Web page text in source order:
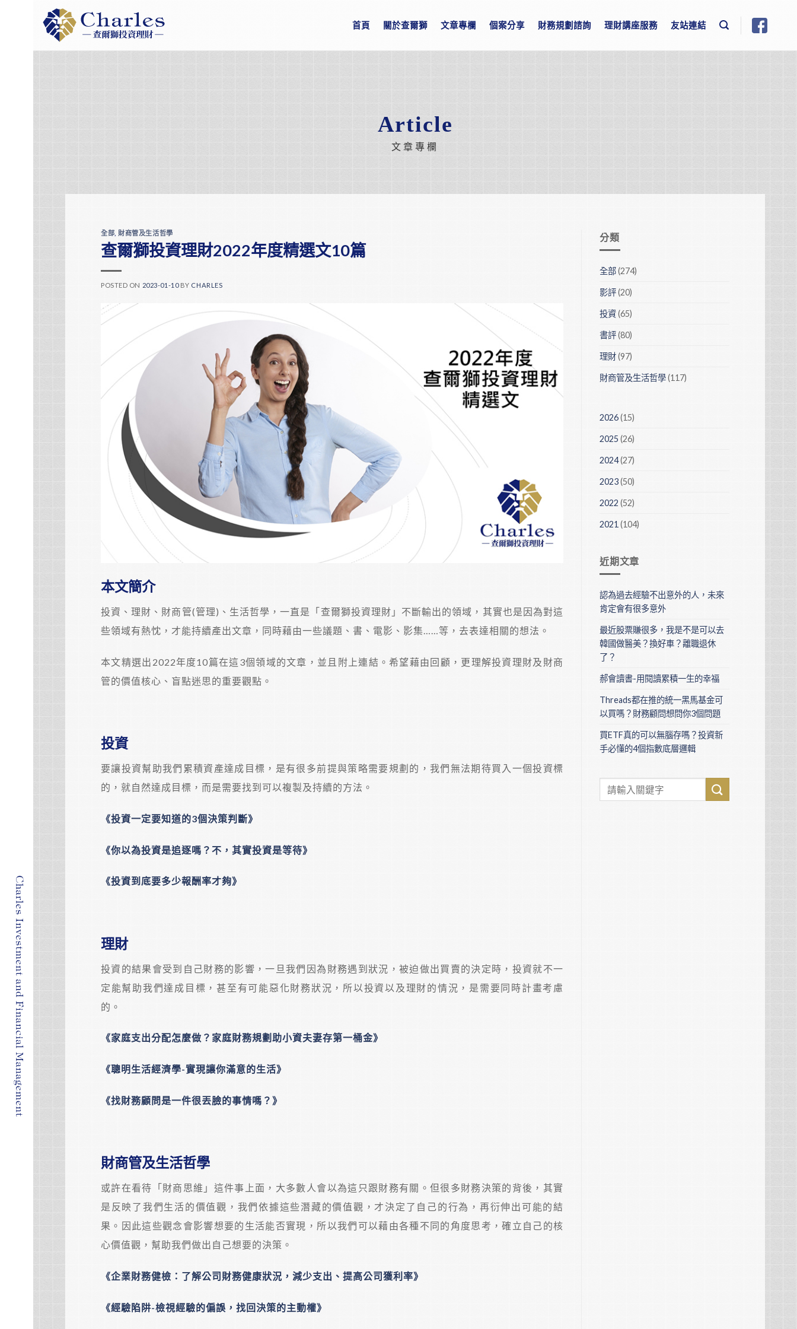
首頁 關於查爾獅 文章專欄 個案分享 財務規劃諮詢 理財講座服務 友站連結
Article
文章專欄
全部 財商管及生活哲學
查爾獅投資理財2022年度精選文10篇
POSTED ON 2023-01-10BY CHARLES
本文簡介
投資、理財、財商管(管理)、生活哲學，一直是「查爾獅投資理財」不斷輸出的領域，其實也是因為對這
些領域有熱忱，才能持續產出文章，同時藉由一些議題、書、電影、影集……等，去表達相關的想法。
本文精選出2022年度10篇在這3個領域的文章，並且附上連結。希望藉由回顧，更理解投資理財及財商
管的價值核心、盲點迷思的重要觀點。
投資
要讓投資幫助我們累積資產達成目標，是有很多前提與策略需要規劃的，我們無法期待買入一個投資標
的，就自然達成目標，而是需要找到可以複製及持續的方法。
《投資一定要知道的3個決策判斷》
《你以為投資是追逐嗎？不，其實投資是等待》
《投資到底要多少報酬率才夠》
理財
投資的結果會受到自己財務的影響，一旦我們因為財務遇到狀況，被迫做出買賣的決定時，投資就不一
定能幫助我們達成目標，甚至有可能惡化財務狀況，所以投資以及理財的情況，是需要同時計畫考慮
的。
《家庭支出分配怎麼做？家庭財務規劃助小資夫妻存第一桶金》
《聰明生活經濟學-實現讓你滿意的生活》
《找財務顧問是一件很丟臉的事情嗎？》
財商管及生活哲學
或許在看待「財商思維」這件事上面，大多數人會以為這只跟財務有關。但很多財務決策的背後，其實
是反映了我們生活的價值觀，我們依據這些潛藏的價值觀，才決定了自己的行為，再衍伸出可能的結
果。因此這些觀念會影響想要的生活能否實現，所以我們可以藉由各種不同的角度思考，確立自己的核
心價值觀，幫助我們做出自己想要的決策。
《企業財務健檢：了解公司財務健康狀況，減少支出、提高公司獲利率》
《經驗陷阱-檢視經驗的偏誤，找回決策的主動權》
分類
全部(274)
影評(20)
投資(65)
書評(80)
理財(97)
財商管及生活哲學(117)
2026(15)
2025 (26)
2024(27)
2023(50)
2022 (52)
2021 (104)
近期文章
認為過去經驗不出意外的人，未來
肯定會有很多意外
最近股票賺很多，我是不是可以去
韓國做醫美？換好車？離職退休
了？
郝會讀書-用閱讀累積一生的幸福
Threads都在推的統一黑馬基金可
以買嗎？財務顧問想問你3個問題
買ETF真的可以無腦存嗎？投資新
手必懂的4個指數底層邏輯